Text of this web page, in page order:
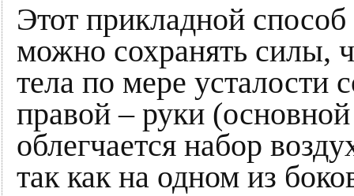
Этот прикладной
можно сохранять силы,
тела по мере усталости
правой – руки
облегчается набор
так как на одном из